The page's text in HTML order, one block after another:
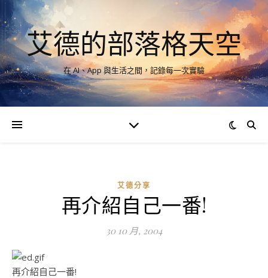
艾德的部落格天空
在 AI、App 與生活之間，記錄每一次實驗
艾德分享
再介紹自己一番!
30 10 月, 2004
再介紹自己一番!